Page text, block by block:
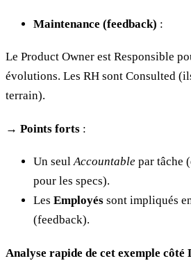
Maintenance (feedback) :
Le Product Owner est Responsible
évolutions. Les RH sont Consulted
terrain).
→ Points forts :
Un seulAccountable par tâche
pour les specs).
Les Employés sont impliqués
(feedback).
Analyse rapide de cet exemple côté